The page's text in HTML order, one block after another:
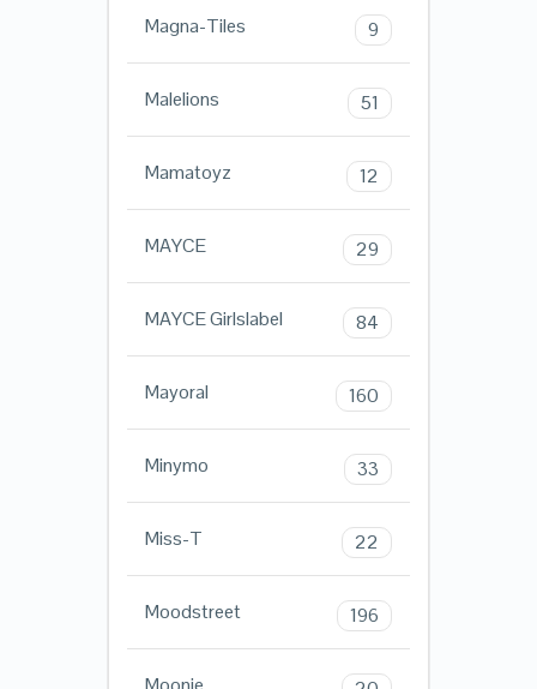
Magna-Tiles 9
Malelions 51
Mamatoyz 12
MAYCE 29
MAYCE Girlslabel 84
Mayoral 160
Minymo 33
Miss-T 22
Moodstreet 196